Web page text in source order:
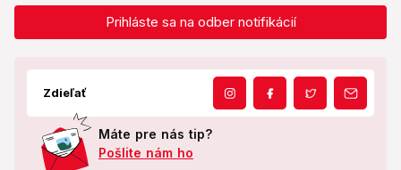
Prihláste sa na odber notifikácií
Zdieľať
Máte pre nás tip?
Pošlite nám ho